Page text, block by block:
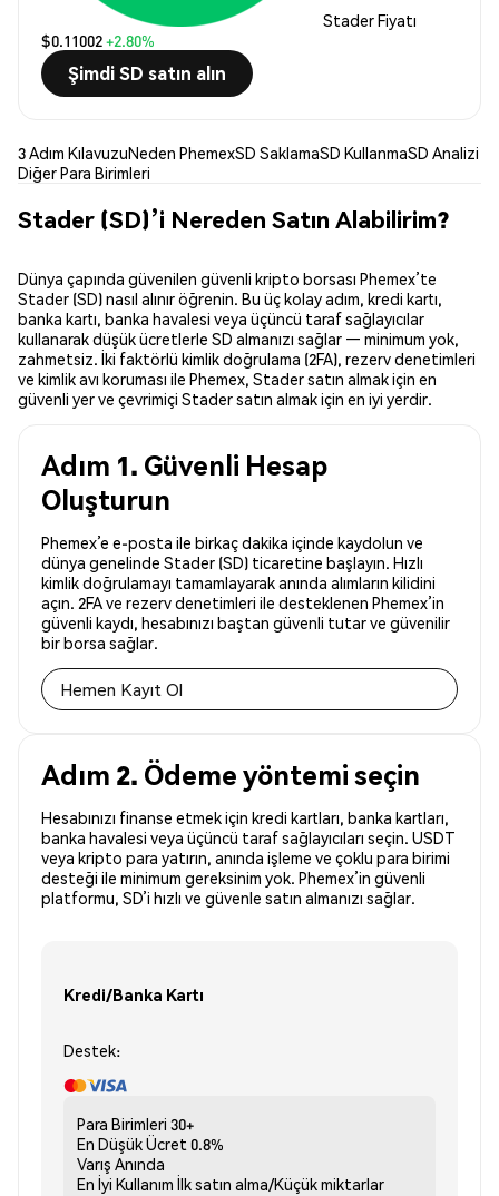
Stader Fiyatı
$0.11002+2.80%
Şimdi SD satın alın
3 Adım KılavuzuNeden PhemexSD SaklamaSD KullanmaSD Analizi
Diğer Para Birimleri
Stader (SD)’i Nereden Satın Alabilirim?
Dünya çapında güvenilen güvenli kripto borsası Phemex’te
Stader (SD) nasıl alınır öğrenin. Bu üç kolay adım, kredi kartı,
banka kartı, banka havalesi veya üçüncü taraf sağlayıcılar
kullanarak düşük ücretlerle SD almanızı sağlar — minimum yok,
zahmetsiz. İki faktörlü kimlik doğrulama (2FA), rezerv denetimleri
ve kimlik avı koruması ile Phemex, Stader satın almak için en
güvenli yer ve çevrimiçi Stader satın almak için en iyi yerdir.
Adım 1. Güvenli Hesap
Oluşturun
Phemex’e e-posta ile birkaç dakika içinde kaydolun ve
dünya genelinde Stader (SD) ticaretine başlayın. Hızlı
kimlik doğrulamayı tamamlayarak anında alımların kilidini
açın. 2FA ve rezerv denetimleri ile desteklenen Phemex’in
güvenli kaydı, hesabınızı baştan güvenli tutar ve güvenilir
bir borsa sağlar.
Hemen Kayıt Ol
Adım 2. Ödeme yöntemi seçin
Hesabınızı finanse etmek için kredi kartları, banka kartları,
banka havalesi veya üçüncü taraf sağlayıcıları seçin. USDT
veya kripto para yatırın, anında işleme ve çoklu para birimi
desteği ile minimum gereksinim yok. Phemex’in güvenli
platformu, SD’i hızlı ve güvenle satın almanızı sağlar.
Kredi/Banka Kartı
Destek:
Para Birimleri 30+
En Düşük Ücret 0.8%
Varış Anında
En İyi Kullanım İlk satın alma/Küçük miktarlar